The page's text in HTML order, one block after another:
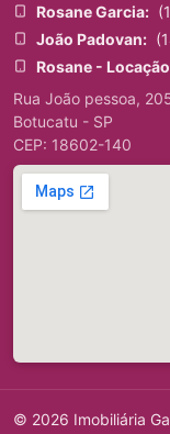
Rosane Garcia:
João Padovan:
Rosane -
Rua João pessoa,
Botucatu - SP
CEP: 18602-140
© 2026 Imobiliária